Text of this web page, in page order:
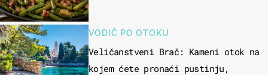
VODIČ PO OTOKU
Veličanstveni Brač: Kameni otok na
kojem ćete pronaći pustinju,